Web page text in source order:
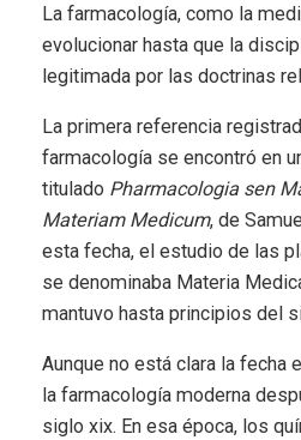
La farmacología, como la
evolucionar hasta que la
legitimada por las doctrinas
La primera referencia
farmacología se encontró en
titulado Pharmacologia sen
Materiam Medicum, de
esta fecha, el estudio de las
se denominaba Materia
mantuvo hasta principios del
Aunque no está clara la fecha
la farmacología moderna
siglo xix. En esa época, los